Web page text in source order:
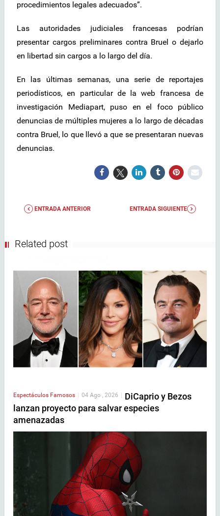
procedimientos legales adecuados”.
Las autoridades judiciales francesas podrían
presentar cargos preliminares contra Bruel o dejarlo
en libertad sin cargos a lo largo del día.
En las últimas semanas, una serie de reportajes
periodísticos, en particular de la web francesa de
investigación Mediapart, puso en el foco público
denuncias de múltiples mujeres a lo largo de décadas
contra Bruel, lo que llevó a que se presentaran nuevas
denuncias.
ENTRADA ANTERIOR ENTRADA SIGUIENTE
Related post
Espectáculos Famosos 04 Ago , 2026
DiCaprio y Bezos
lanzan proyecto para salvar especies
amenazadas